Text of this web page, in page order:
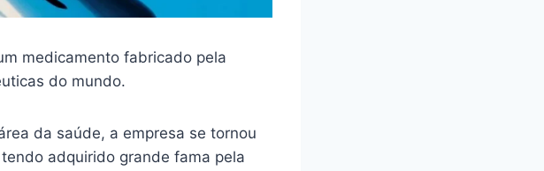
medicamento fabricado pela
do mundo.
da saúde, a empresa se tornou
adquirido grande fama pela